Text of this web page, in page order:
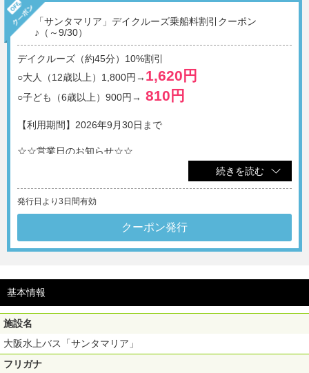
「サンタマリア」デイクルーズ乗船料割引クーポン
♪（～9/30）
デイクルーズ（約45分）10%割引
○大人（12歳以上）1,800円→ 1,620円
○子ども（6歳以上）900円→ 810円
【利用期間】2026年9月30日まで
☆☆営業日のお知らせ☆☆
ご確認ください。
・乗り場：海遊館西はとば（天保山ハーバービレッジ）
・運行予定コース：デイクルーズ45分コース（通常コース）
※料金は予告なく変更となる場合がございます。ご了承ください。
※他の割引券、クーポン等との併用不可。
※幼児は大人１名につき１名無料。大人の人数を超える幼児はこども料金
が必要です。
続きを読む
発行日より3日間有効
クーポン発行
基本情報
施設名
大阪水上バス「サンタマリア」
フリガナ